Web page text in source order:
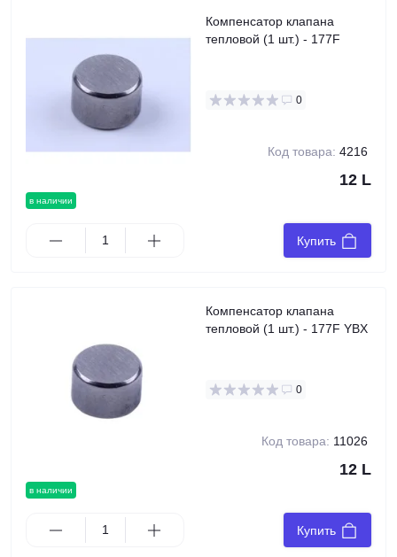
в наличии
Компенсатор клапана
тепловой (1 шт.) - 177F
0
Код товара: 4216
12 L
Купить
в наличии
Компенсатор клапана
тепловой (1 шт.) - 177F YBX
0
Код товара: 11026
12 L
Купить